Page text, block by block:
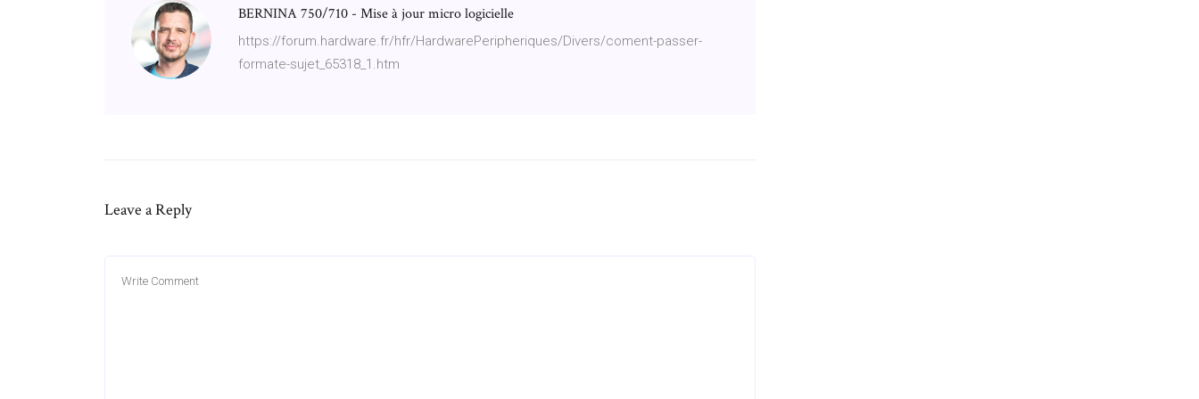
BERNINA 750/710 - Mise à jour micro logicielle
https://forum.hardware.fr/hfr/HardwarePeripheriques/Divers/coment-passer-
formate-sujet_65318_1.htm
Leave a Reply